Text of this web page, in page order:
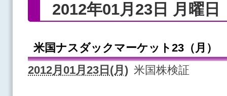
2012年01月23日 月曜日
米国ナスダックマーケット23（月）
2012月01月23日(月) 米国株検証